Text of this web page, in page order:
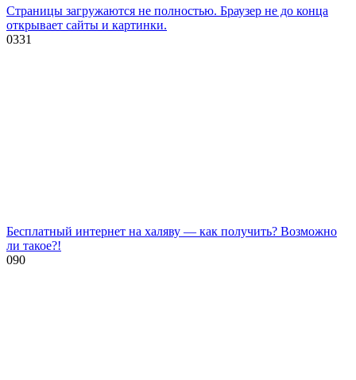
Страницы загружаются не полностью. Браузер не до конца
открывает сайты и картинки.
0331
Бесплатный интернет на халяву — как получить? Возможно
ли такое?!
090